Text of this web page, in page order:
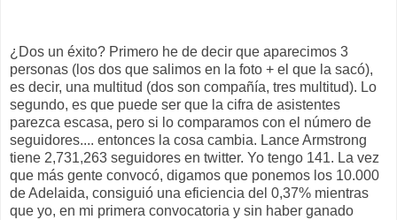
¿Dos un éxito? Primero he de decir que aparecimos 3
personas (los dos que salimos en la foto + el que la sacó),
es decir, una multitud (dos son compañía, tres multitud). Lo
segundo, es que puede ser que la cifra de asistentes
parezca escasa, pero si lo comparamos con el número de
seguidores.... entonces la cosa cambia. Lance Armstrong
tiene 2,731,263 seguidores en twitter. Yo tengo 141. La vez
que más gente convocó, digamos que ponemos los 10.000
de Adelaida, consiguió una eficiencia del 0,37% mientras
que yo, en mi primera convocatoria y sin haber ganado